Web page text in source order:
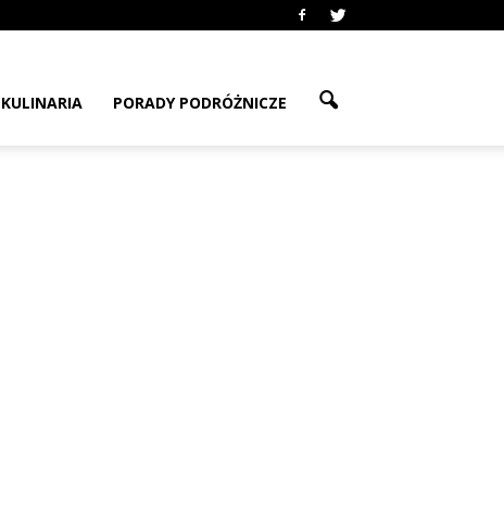
KULINARIA PORADY PODRÓŻNICZE